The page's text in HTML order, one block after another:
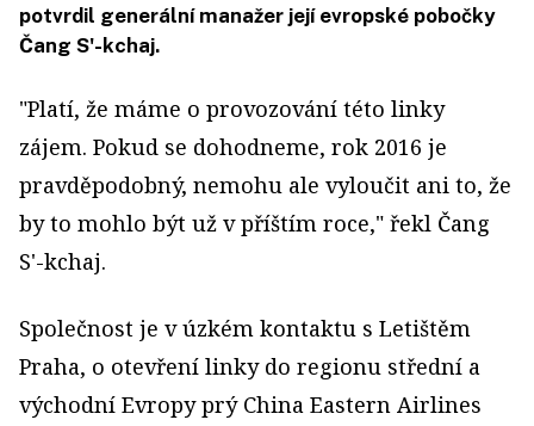
potvrdil generální manažer její evropské pobočky
Čang S'-kchaj.
"Platí, že máme o provozování této linky
zájem. Pokud se dohodneme, rok 2016 je
pravděpodobný, nemohu ale vyloučit ani to, že
by to mohlo být už v příštím roce," řekl Čang
S'-kchaj.
Společnost je v úzkém kontaktu s Letištěm
Praha, o otevření linky do regionu střední a
východní Evropy prý China Eastern Airlines